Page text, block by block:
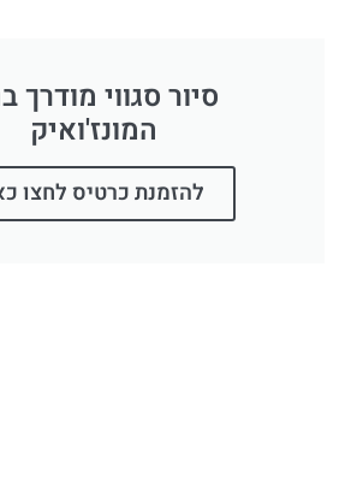
סיור סגווי מודרך
המונז'ואיק
להזמנת כרטיס לחצו